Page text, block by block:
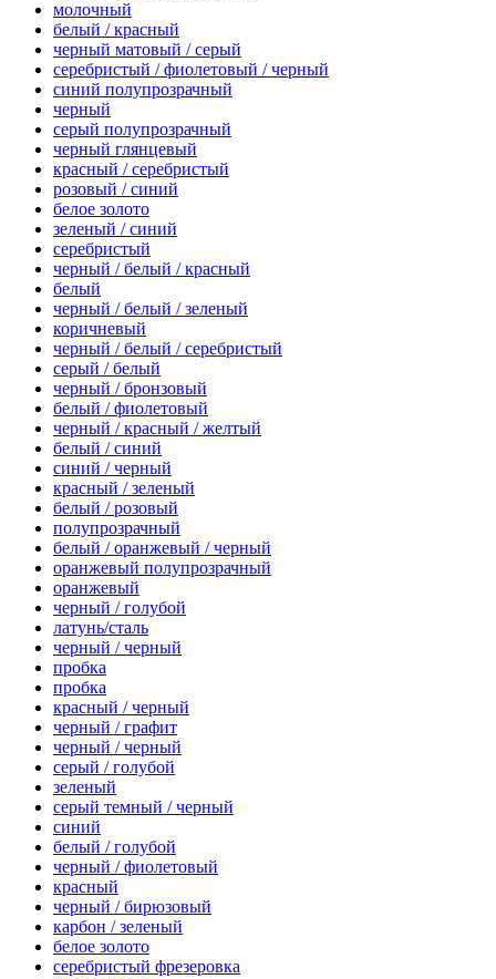
молочный
белый / красный
черный матовый / серый
серебристый / фиолетовый / черный
синий полупрозрачный
черный
серый полупрозрачный
черный глянцевый
красный / серебристый
розовый / синий
белое золото
зеленый / синий
серебристый
черный / белый / красный
белый
черный / белый / зеленый
коричневый
черный / белый / серебристый
серый / белый
черный / бронзовый
белый / фиолетовый
черный / красный / желтый
белый / синий
синий / черный
красный / зеленый
белый / розовый
полупрозрачный
белый / оранжевый / черный
оранжевый полупрозрачный
оранжевый
черный / голубой
латунь/сталь
черный / черный
пробка
пробка
красный / черный
черный / графит
черный / черный
серый / голубой
зеленый
серый темный / черный
синий
белый / голубой
черный / фиолетовый
красный
черный / бирюзовый
карбон / зеленый
белое золото
серебристый фрезеровка